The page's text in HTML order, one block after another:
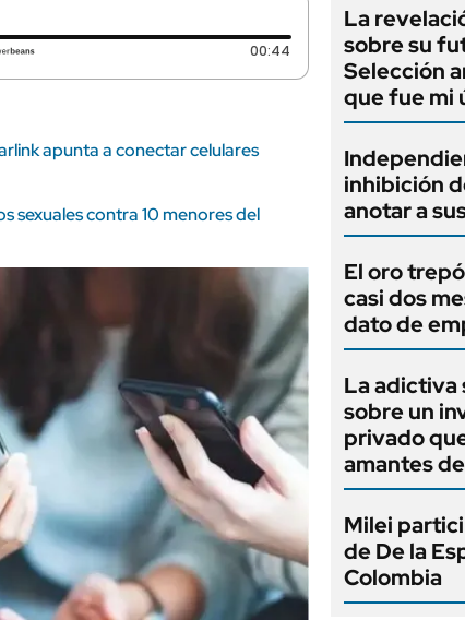
00:44 Duración: 44 segundos
apunta a conectar celulares
sexuales contra 10 menores del
La
sobre su
Selección
que fue mi
inhibición
anotar a
El oro
casi dos
dato de
La adictiva
sobre un
privado
amantes
Milei
de De la
Colombia